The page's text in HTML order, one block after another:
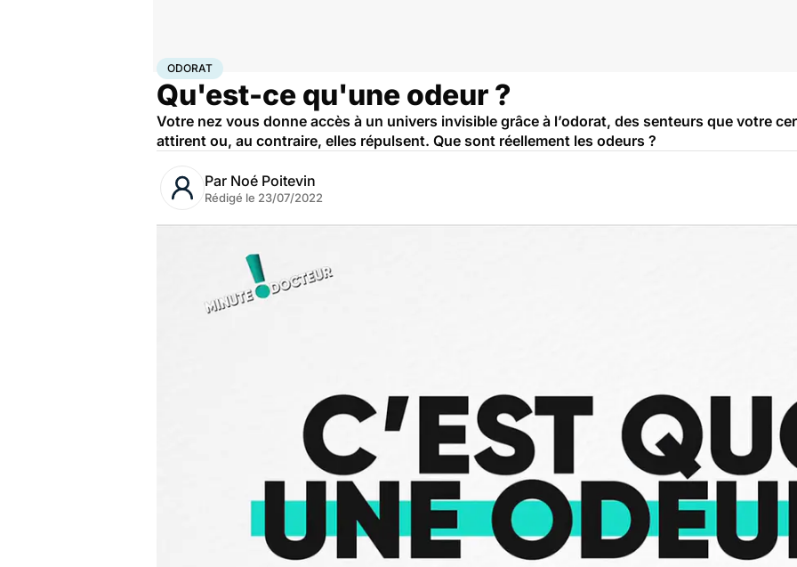
AccueilBien-être
ODORAT
Qu'est-ce qu'une odeur ?
Votre nez vous donne accès à un univers invisible grâce à l’odorat, des senteurs que votre
attirent ou, au contraire, elles répulsent. Que sont réellement les odeurs ?
Par Noé Poitevin
Rédigé le 23/07/2022